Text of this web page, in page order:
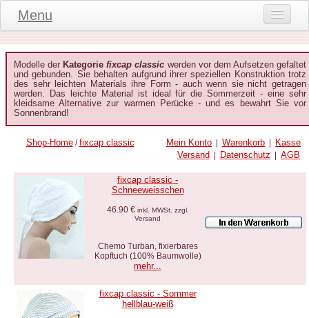
Menu
Produktinformationen
Kundeninformationen
häufige Fragen
Kontakt
Widerruf-Formular
Widerrufsbelehrung
Modelle der Kategoriefixcap classic werden vor dem Aufsetzen gefaltet
und gebunden. Sie behalten aufgrund ihrer speziellen Konstruktion trotz
des sehr leichten Materials ihre Form - auch wenn sie nicht getragen
werden. Das leichte Material ist ideal für die Sommerzeit - eine sehr
kleidsame Alternative zur warmen Perücke - und es bewahrt Sie vor
Sonnenbrand!
Shop-Home/fixcap classic Mein Konto Warenkorb
Kasse
Versand
Datenschutz AGB
fixcap classic -
Schneeweisschen
46.90 € inkl. MWSt. zzgl.
Versand
Chemo Turban, fixierbares
Kopftuch (100% Baumwolle)
mehr...
fixcap classic - Sommer
hellblau-weiß